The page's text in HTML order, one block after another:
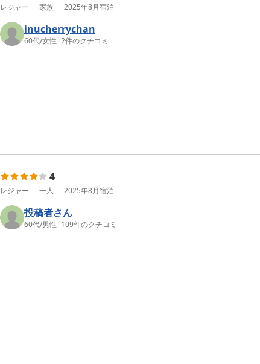
レジャー 家族 2025年8月宿泊
inucherrychan
60代/女性 |2件のクチコミ
4
レジャー 一人 2025年8月宿泊
投稿者さん
60代/男性 | 109件のクチコミ